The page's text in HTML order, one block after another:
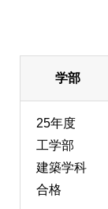
学部
25年度
工学部
建築学科
合格